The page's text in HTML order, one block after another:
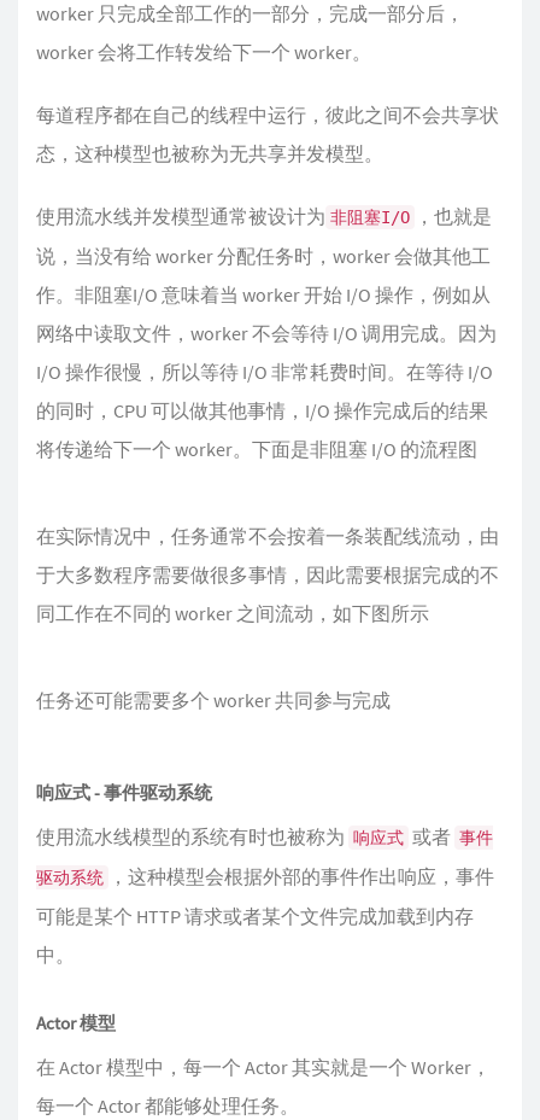
worker 只完成全部工作的一部分，完成一部分后，
worker 会将工作转发给下一个 worker。
每道程序都在自己的线程中运行，彼此之间不会共享状
态，这种模型也被称为无共享并发模型。
使用流水线并发模型通常被设计为 非阻塞I/O
，也就是
说，当没有给 worker 分配任务时，worker 会做其他工
作。非阻塞I/O 意味着当 worker 开始 I/O 操作，例如从
网络中读取文件，worker 不会等待 I/O 调用完成。因为
I/O 操作很慢，所以等待 I/O 非常耗费时间。在等待 I/O
的同时，CPU 可以做其他事情，I/O 操作完成后的结果
将传递给下一个 worker。下面是非阻塞 I/O 的流程图
在实际情况中，任务通常不会按着一条装配线流动，由
于大多数程序需要做很多事情，因此需要根据完成的不
同工作在不同的 worker 之间流动，如下图所示
任务还可能需要多个 worker 共同参与完成
响应式 - 事件驱动系统
使用流水线模型的系统有时也被称为 响应式 或者 事件
驱动系统
，这种模型会根据外部的事件作出响应，事件
可能是某个 HTTP 请求或者某个文件完成加载到内存
中。
Actor 模型
在 Actor 模型中，每一个 Actor 其实就是一个 Worker，
每一个 Actor 都能够处理任务。